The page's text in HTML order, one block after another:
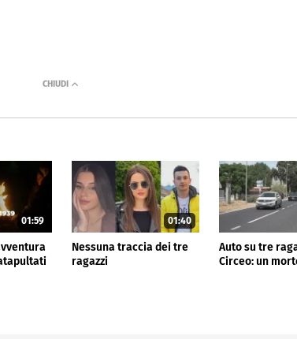
01:59 01:40
Nessuna traccia dei tre
ragazzi
Auto su tre
Circeo: un